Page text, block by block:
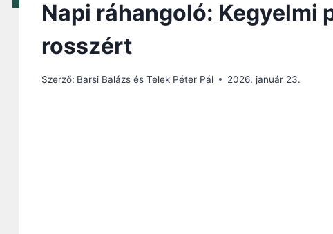
Napi ráhangoló: Kegyelmi
rosszért
Szerző: Barsi Balázs és Telek Péter Pál 2026. január 23.